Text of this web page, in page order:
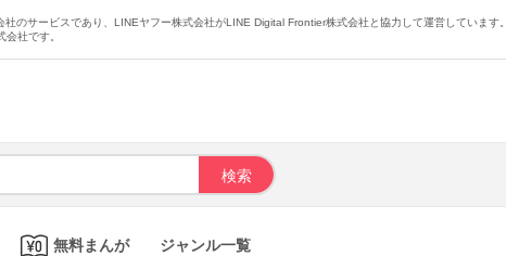
のサービスであり、LINEヤフー株式会社がLINE Digital Frontier株式会社と協力して運営しています。
社です。
無料まんが ジャンル一覧